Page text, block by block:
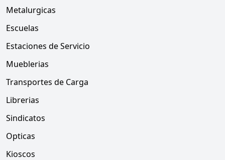
Metalurgicas
Escuelas
Estaciones de Servicio
Mueblerias
Transportes de Carga
Librerias
Sindicatos
Opticas
Kioscos